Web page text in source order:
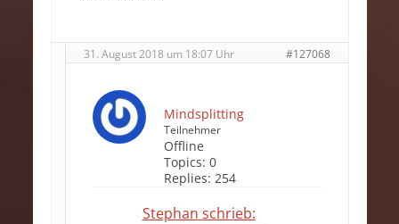
31. August 2018 um 18:07 Uhr #127068
Mindsplitting
Teilnehmer
Offline
Topics: 0
Replies: 254
Stephan schrieb: